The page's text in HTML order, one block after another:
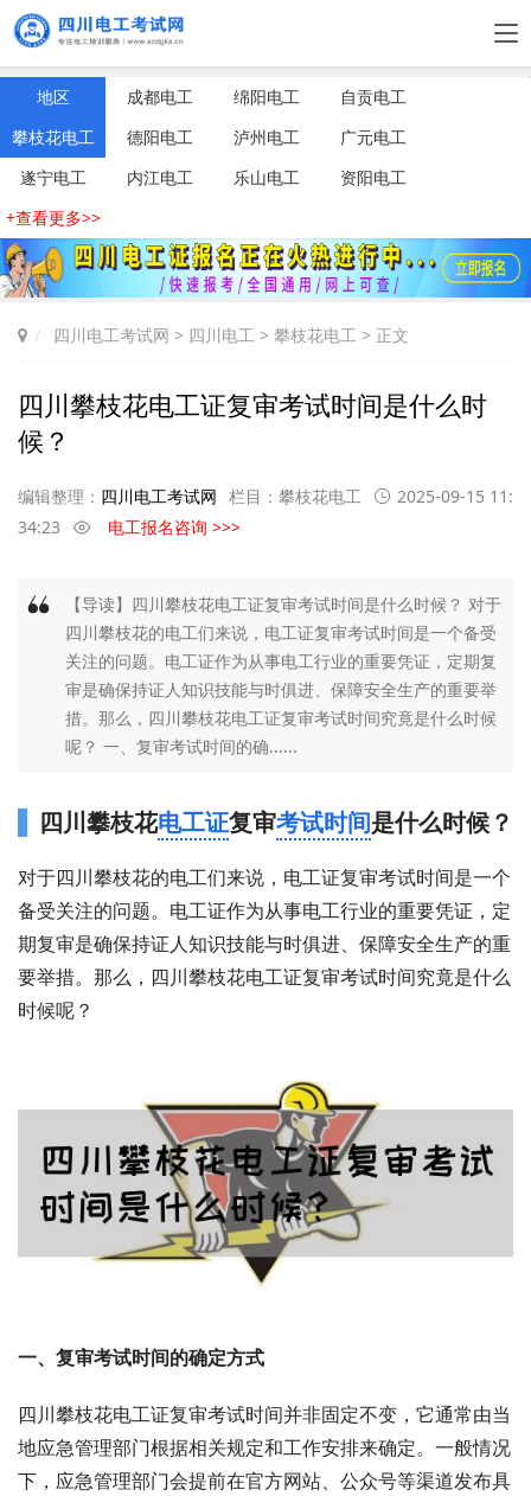
地区 成都电工 绵阳电工
自贡电工
攀枝花电工
德阳电工 泸州电工
广元电工
遂宁电工
内江电工 乐山电工
资阳电工
+查看更多>>
四川电工考试网 > 四川电工 > 攀枝花电工 > 正文
四川攀枝花电工证复审考试时间是什么时
候？
编辑整理： 四川电工考试网 栏目： 攀枝花电工
2025-09-15 11:
34:23
电工报名咨询 >>>
【导读】四川攀枝花电工证复审考试时间是什么时候？ 对于
四川攀枝花的电工们来说，电工证复审考试时间是一个备受
关注的问题。电工证作为从事电工行业的重要凭证，定期复
审是确保持证人知识技能与时俱进、保障安全生产的重要举
措。那么，四川攀枝花电工证复审考试时间究竟是什么时候
呢？ 一、复审考试时间的确......
四川攀枝花电工证复审考试时间是什么时候？
对于四川攀枝花的电工们来说，电工证复审考试时间是一个
备受关注的问题。电工证作为从事电工行业的重要凭证，定
期复审是确保持证人知识技能与时俱进、保障安全生产的重
要举措。那么，四川攀枝花电工证复审考试时间究竟是什么
时候呢？
一、复审考试时间的确定方式
四川攀枝花电工证复审考试时间并非固定不变，它通常由当
地应急管理部门根据相关规定和工作安排来确定。一般情况
下，应急管理部门会提前在官方网站、公众号等渠道发布具